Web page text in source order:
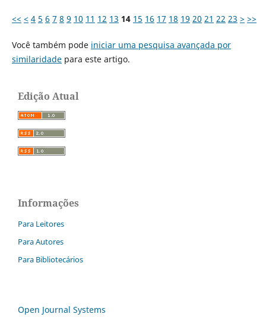
<< < 4 5 6 7 8 9 10 11 12 13 14 15 16 17 18 19 20 21 22 23 > >>
Você também pode iniciar uma pesquisa avançada por
similaridadepara este artigo.
Edição Atual
Informações
Para Leitores
Para Autores
Para Bibliotecários
Open Journal Systems